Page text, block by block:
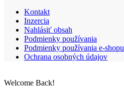
Kontakt
Inzercia
Nahlásiť obsah
Podmienky používania
Podmienky používania e-shopu
Ochrana osobných údajov
Welcome Back!